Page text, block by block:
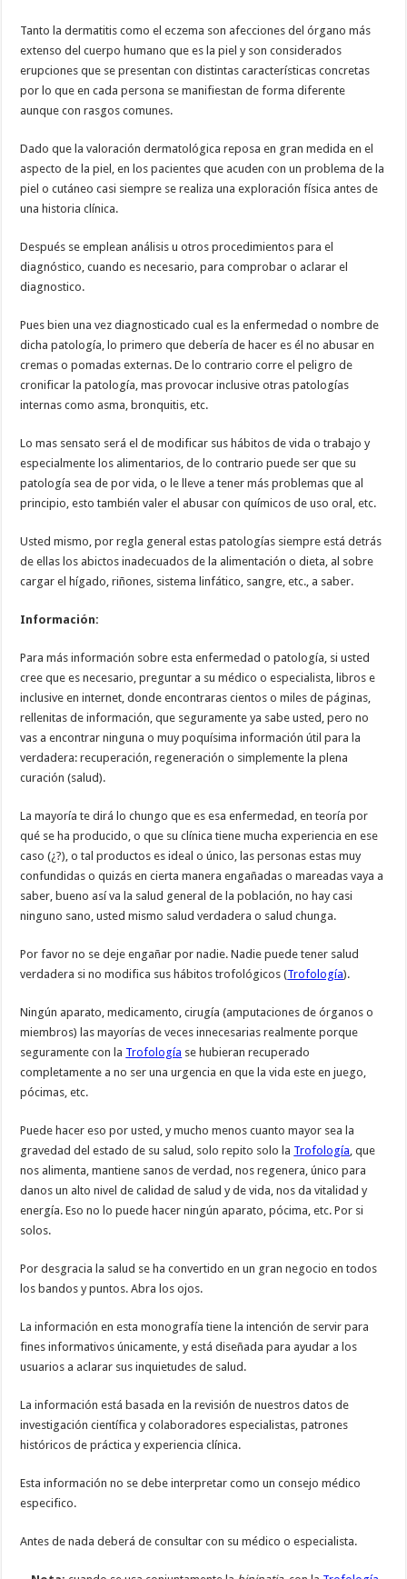
Tanto la dermatitis como el eczema son afecciones del órgano más
extenso del cuerpo humano que es la piel y son considerados
erupciones que se presentan con distintas características concretas
por lo que en cada persona se manifiestan de forma diferente
aunque con rasgos comunes.
Dado que la valoración dermatológica reposa en gran medida en el
aspecto de la piel, en los pacientes que acuden con un problema de la
piel o cutáneo casi siempre se realiza una exploración física antes de
una historia clínica.
Después se emplean análisis u otros procedimientos para el
diagnóstico, cuando es necesario, para comprobar o aclarar el
diagnostico.
Pues bien una vez diagnosticado cual es la enfermedad o nombre de
dicha patología, lo primero que debería de hacer es él no abusar en
cremas o pomadas externas. De lo contrario corre el peligro de
cronificar la patología, mas provocar inclusive otras patologías
internas como asma, bronquitis, etc.
Lo mas sensato será el de modificar sus hábitos de vida o trabajo y
especialmente los alimentarios, de lo contrario puede ser que su
patología sea de por vida, o le lleve a tener más problemas que al
principio, esto también valer el abusar con químicos de uso oral, etc.
Usted mismo, por regla general estas patologías siempre está detrás
de ellas los abictos inadecuados de la alimentación o dieta, al sobre
cargar el hígado, riñones, sistema linfático, sangre, etc., a saber.
Información:
Para más información sobre esta enfermedad o patología, si usted
cree que es necesario, preguntar a su médico o especialista, libros e
inclusive en internet, donde encontraras cientos o miles de páginas,
rellenitas de información, que seguramente ya sabe usted, pero no
vas a encontrar ninguna o muy poquísima información útil para la
verdadera: recuperación, regeneración o simplemente la plena
curación (salud).
La mayoría te dirá lo chungo que es esa enfermedad, en teoría por
qué se ha producido, o que su clínica tiene mucha experiencia en ese
caso (¿?), o tal productos es ideal o único, las personas estas muy
confundidas o quizás en cierta manera engañadas o mareadas vaya a
saber, bueno así va la salud general de la población, no hay casi
ninguno sano, usted mismo salud verdadera o salud chunga.
Por favor no se deje engañar por nadie. Nadie puede tener salud
verdadera si no modifica sus hábitos trofológicos (Trofología).
Ningún aparato, medicamento, cirugía (amputaciones de órganos o
miembros) las mayorías de veces innecesarias realmente porque
seguramente con la Trofología se hubieran recuperado
completamente a no ser una urgencia en que la vida este en juego,
pócimas, etc.
Puede hacer eso por usted, y mucho menos cuanto mayor sea la
gravedad del estado de su salud, solo repito solo la Trofología , que
nos alimenta, mantiene sanos de verdad, nos regenera, único para
danos un alto nivel de calidad de salud y de vida, nos da vitalidad y
energía. Eso no lo puede hacer ningún aparato, pócima, etc. Por si
solos.
Por desgracia la salud se ha convertido en un gran negocio en todos
los bandos y puntos. Abra los ojos.
La información en esta monografía tiene la intención de servir para
fines informativos únicamente, y está diseñada para ayudar a los
usuarios a aclarar sus inquietudes de salud.
La información está basada en la revisión de nuestros datos de
investigación científica y colaboradores especialistas, patrones
históricos de práctica y experiencia clínica.
Esta información no se debe interpretar como un consejo médico
especifico.
Antes de nada deberá de consultar con su médico o especialista.